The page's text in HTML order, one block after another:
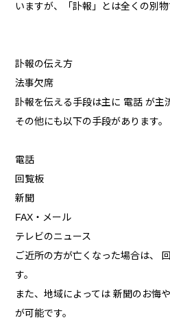
いますが、「訃報」とは全くの別物
訃報の伝え方
法事欠席
訃報を伝える手段は主に 電話 が主
その他にも以下の手段があります。
電話
回覧板
新聞
FAX・メール
テレビのニュース
ご近所の方が亡くなった場合は、
す。
また、地域によっては 新聞のお悔
が可能です。